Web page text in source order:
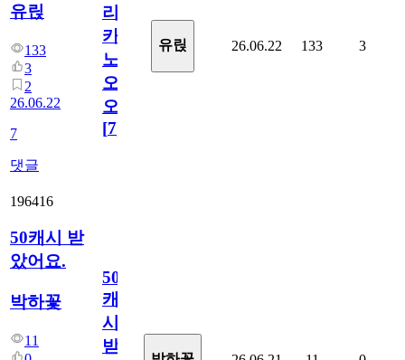
유릱
133
3
2
26.06.22
7
댓글
리
카
노
오
오!
[7]
유릱 26.06.22 133 3
196416
50캐시 받
았어요.
박하꽃
11
50
캐
시
받